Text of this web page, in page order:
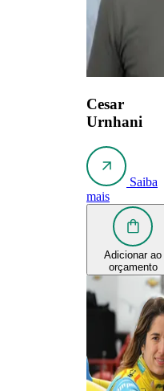
Cesar
Urnhani
Saiba
mais
Adicionar ao
orçamento